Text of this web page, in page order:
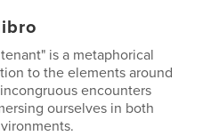
is a metaphorical
to the elements around
encounters
ourselves in both